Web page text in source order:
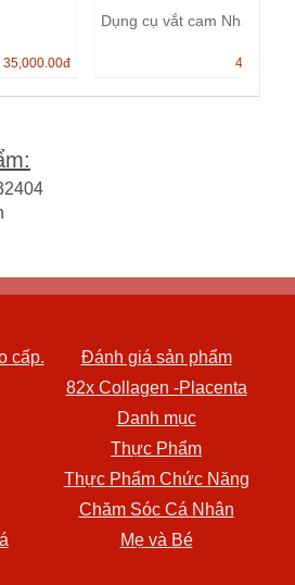
35,000.00đ
Dụng cụ vắt cam Nhật bản.
40,000.00
:
cấp.
Đánh giá sản phẩm
82x Collagen -Placenta
Danh mục
Thực Phẩm
Thực Phẩm Chức Năng
Chăm Sóc Cá Nhân
Mẹ và Bé